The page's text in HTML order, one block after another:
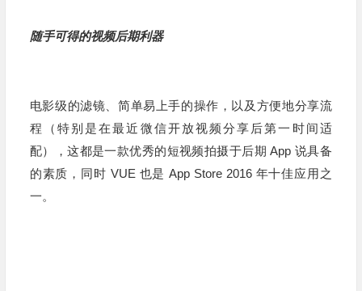
随手可得的视频后期利器
电影级的滤镜、简单易上手的操作，以及方便地分享流
程（特别是在最近微信开放视频分享后第一时间适
配），这都是一款优秀的短视频拍摄于后期App 说具备
的素质，同时 VUE 也是 App Store 2016 年十佳应用之
一。